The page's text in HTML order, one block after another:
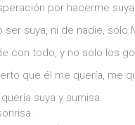
por hacerme
suya, ni de nadie, sólo
con todo, y no solo los
que él me quería, me
suya y sumisa.